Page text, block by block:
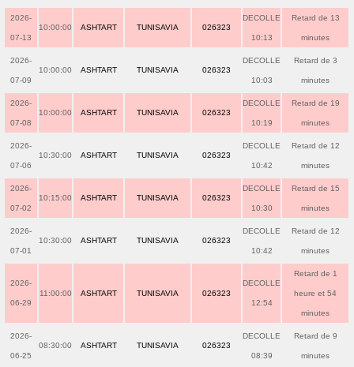
2026-
07-13
10:00:00 ASHTART TUNISAVIA 026323
DECOLLE
10:13
Retard de 13
minutes
2026-
07-09
10:00:00 ASHTART TUNISAVIA 026323
DECOLLE
10:03
Retard de 3
minutes
2026-
07-08
10:00:00 ASHTART TUNISAVIA 026323
DECOLLE
10:19
Retard de 19
minutes
2026-
07-06
10:30:00 ASHTART TUNISAVIA 026323
DECOLLE
10:42
Retard de 12
minutes
2026-
07-02
10:15:00 ASHTART TUNISAVIA 026323
DECOLLE
10:30
Retard de 15
minutes
2026-
07-01
10:30:00 ASHTART TUNISAVIA 026323
DECOLLE
10:42
Retard de 12
minutes
2026-
06-29
11:00:00 ASHTART TUNISAVIA 026323
DECOLLE
12:54
Retard de 1
heure et 54
minutes
2026-
06-25
08:30:00 ASHTART TUNISAVIA 026323
DECOLLE
08:39
Retard de 9
minutes